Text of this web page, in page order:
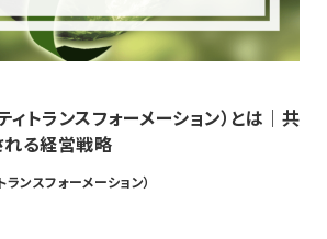
ィトランスフォーメーション）とは｜共
る経営戦略
ンスフォーメーション）